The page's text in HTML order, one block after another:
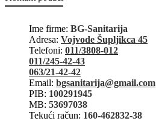
Ime firme: BG-Sanitarija
Adresa: Vojvode Šupljikca 45
Telefoni: 011/3808-012
011/245-42-43
063/21-42-42
Email: bgsanitarija@gmail.com
PIB: 100291945
MB: 53697038
Tekući račun: 160-462832-38